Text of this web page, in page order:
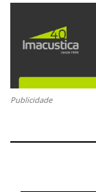
Publicidade